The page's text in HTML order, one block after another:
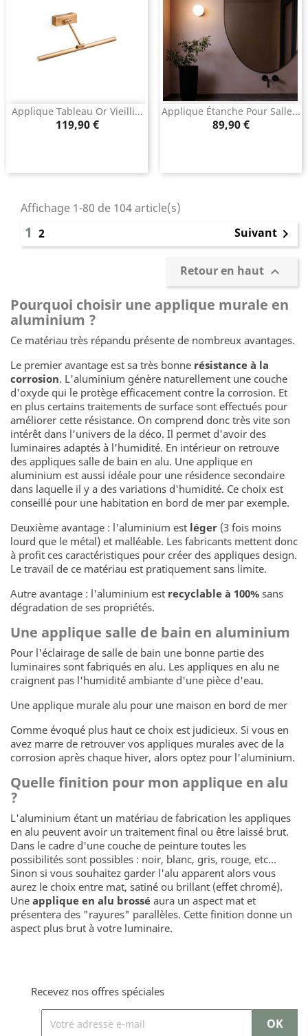
Applique Tableau Or Vieilli...
Prix
119,90 €
Applique Étanche Pour Salle...
Prix
89,90 €
Affichage 1-80 de 104 article(s)
1 2 Suivant 
Retour en haut 
Pourquoi choisir une applique murale en
aluminium ?
Ce matériau très répandu présente de nombreux avantages.
Le premier avantage est sa très bonne résistance à la
corrosion. L'aluminium génère naturellement une couche
d'oxyde qui le protège efficacement contre la corrosion. Et
en plus certains traitements de surface sont effectués pour
améliorer cette résistance. On comprend donc très vite son
intérêt dans l'univers de la déco. Il permet d'avoir des
luminaires adaptés à l'humidité. En intérieur on retrouve
des appliques salle de bain en alu. Une applique en
aluminium est aussi idéale pour une résidence secondaire
dans laquelle il y a des variations d'humidité. Ce choix est
conseillé pour une habitation en bord de mer par exemple.
Deuxième avantage : l'aluminium est léger (3 fois moins
lourd que le métal) et malléable. Les fabricants mettent donc
à profit ces caractéristiques pour créer des appliques design.
Le travail de ce matériau est pratiquement sans limite.
Autre avantage : l'aluminium est recyclable à 100% sans
dégradation de ses propriétés.
Une applique salle de bain en aluminium
Pour l'éclairage de salle de bain une bonne partie des
luminaires sont fabriqués en alu. Les appliques en alu ne
craignent pas l'humidité ambiante d'une pièce d'eau.
Une applique murale alu pour une maison en bord de mer
Comme évoqué plus haut ce choix est judicieux. Si vous en
avez marre de retrouver vos appliques murales avec de la
corrosion après chaque hiver, alors optez pour l'aluminium.
Quelle finition pour mon applique en alu
?
L'aluminium étant un matériau de fabrication les appliques
en alu peuvent avoir un traitement final ou être laissé brut.
Dans le cadre d'une couche de peinture toutes les
possibilités sont possibles : noir, blanc, gris, rouge, etc...
Sinon si vous souhaitez garder l'alu apparent alors vous
aurez le choix entre mat, satiné ou brillant (effet chromé).
Une applique en alu brossé aura un aspect mat et
présentera des "rayures" parallèles. Cette finition donne un
aspect plus brut à votre luminaire.
Recevez nos offres spéciales